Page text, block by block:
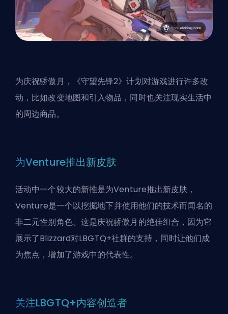
为庆祝骄傲月，《守望先锋2》计划对游戏进行许多改
动，比如改变地图和引入物品，同时也关注现实生活中
的周边商品。
为Venture推出新皮肤
活动中一个较大的新推是为Venture推出新皮肤，
Venture是一个以挖掘地下并使用他们的技术而闻名的
非二元性别角色。这是庆祝骄傲月的绝佳组合，因为它
展示了Blizzard对LBGTQ+社群的支持，同时让他们成
为焦点，增加了游戏中的代表性。
关注LBGTQ+内容创造者